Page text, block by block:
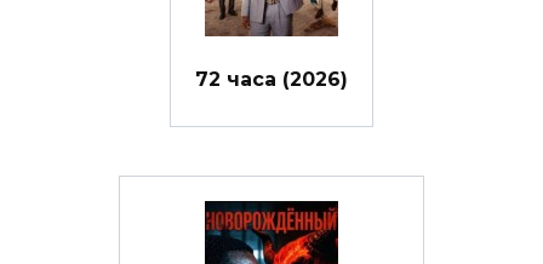
72 часа (2026)